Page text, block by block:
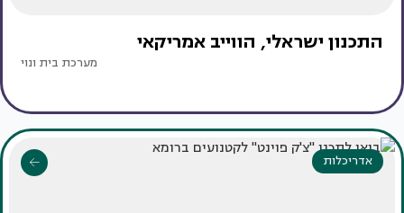
התכנון ישראלי, הווייב אמריקאי
מערכת בית ונוי
אדריכלות